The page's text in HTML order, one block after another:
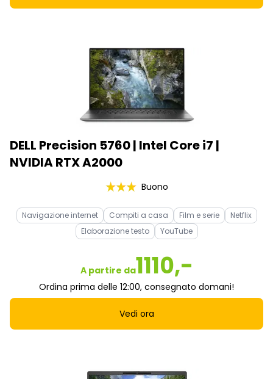
DELL Precision 5760 | Intel Core i7 |
NVIDIA RTX A2000
Buono
Navigazione internet Compiti a casa Film e serie
Netflix
Elaborazione testo
YouTube
A partire da1110,-
Ordina prima delle 12:00, consegnato domani!
Vedi ora